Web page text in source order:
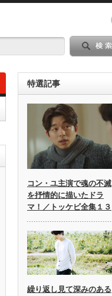
特選記事
コン・ユ主演で魂の不滅
を抒情的に描いたドラ
マ！／トッケビ全集１３
繰り返し見て深みのある